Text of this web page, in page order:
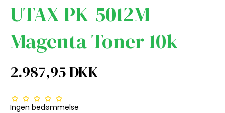
UTAX PK-5012M
Magenta Toner 10k
2.987,95 DKK
Ingen bedømmelse